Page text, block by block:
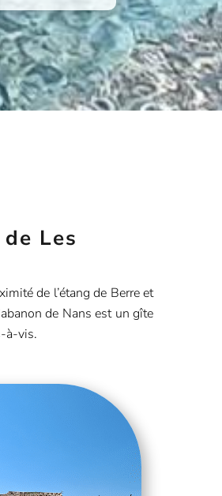
Les
de l’étang de Berre et
de Nans est un gîte
à-vis.